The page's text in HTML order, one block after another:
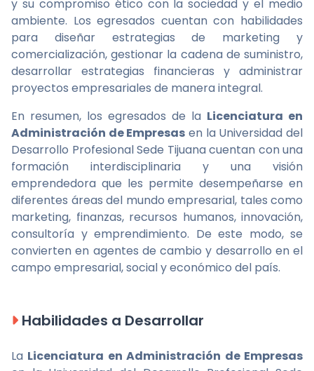
y su compromiso ético con la sociedad y el medio
ambiente. Los egresados cuentan con habilidades
para diseñar estrategias de marketing y
comercialización, gestionar la cadena de suministro,
desarrollar estrategias financieras y administrar
proyectos empresariales de manera integral.
En resumen, los egresados de la Licenciatura en
Administración de Empresas en la Universidad del
Desarrollo Profesional Sede Tijuana cuentan con una
formación interdisciplinaria y una visión
emprendedora que les permite desempeñarse en
diferentes áreas del mundo empresarial, tales como
marketing, finanzas, recursos humanos, innovación,
consultoría y emprendimiento. De este modo, se
convierten en agentes de cambio y desarrollo en el
campo empresarial, social y económico del país.
Habilidades a Desarrollar
La Licenciatura en Administración de Empresas